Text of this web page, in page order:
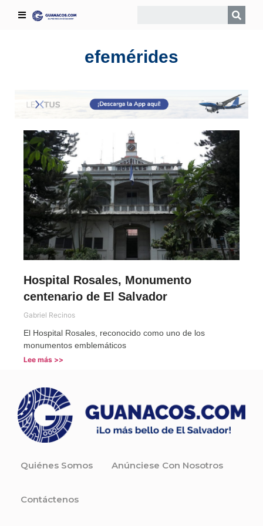
efemérides
Hospital Rosales, Monumento
centenario de El Salvador
Gabriel Recinos
El Hospital Rosales, reconocido como uno de los
monumentos emblemáticos
Lee más >>
Quiénes Somos Anúnciese Con Nosotros
Contáctenos